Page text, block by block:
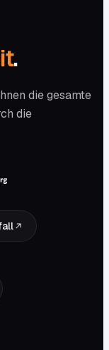
.
die gesamte
die